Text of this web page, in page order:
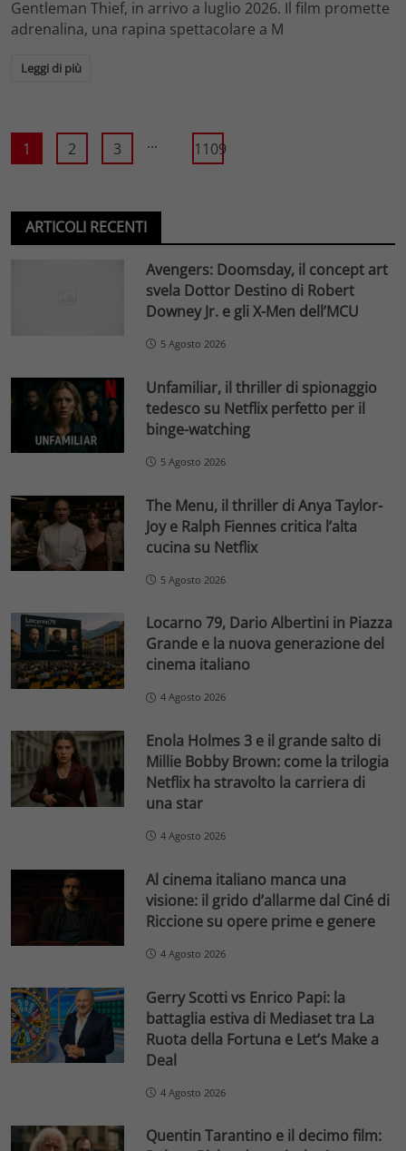
Gentleman Thief, in arrivo a luglio 2026. Il film promette
adrenalina, una rapina spettacolare a M
Leggi di più
1 2 3 ... 1109
ARTICOLI RECENTI
Avengers: Doomsday, il concept art
svela Dottor Destino di Robert
Downey Jr. e gli X-Men dell’MCU
5 Agosto 2026
Unfamiliar, il thriller di spionaggio
tedesco su Netflix perfetto per il
binge-watching
5 Agosto 2026
The Menu, il thriller di Anya Taylor-
Joy e Ralph Fiennes critica l’alta
cucina su Netflix
5 Agosto 2026
Locarno 79, Dario Albertini in Piazza
Grande e la nuova generazione del
cinema italiano
4 Agosto 2026
Enola Holmes 3 e il grande salto di
Millie Bobby Brown: come la trilogia
Netflix ha stravolto la carriera di
una star
4 Agosto 2026
Al cinema italiano manca una
visione: il grido d’allarme dal Ciné di
Riccione su opere prime e genere
4 Agosto 2026
Gerry Scotti vs Enrico Papi: la
battaglia estiva di Mediaset tra La
Ruota della Fortuna e Let’s Make a
Deal
4 Agosto 2026
Quentin Tarantino e il decimo film: